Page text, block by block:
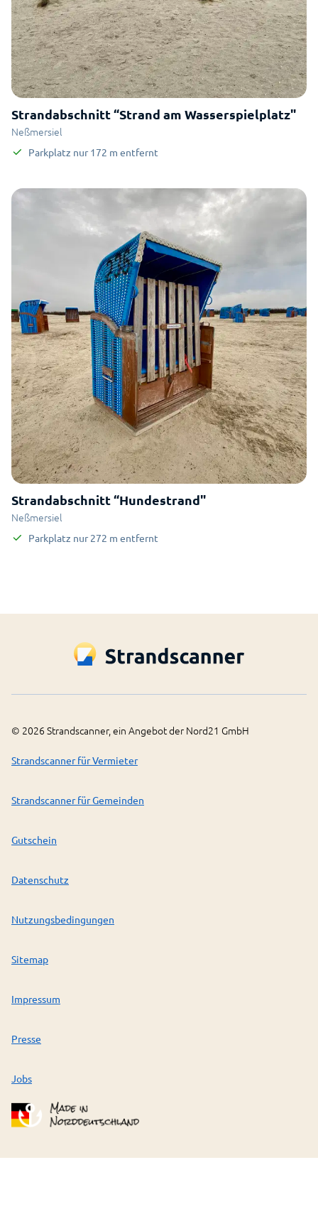
Strandabschnitt “Strand am Wasserspielplatz"
Neßmersiel
Parkplatz nur 172 m entfernt
Strandabschnitt “Hundestrand"
Neßmersiel
Parkplatz nur 272 m entfernt
© 2026 Strandscanner, ein Angebot der Nord21 GmbH
Strandscanner für Vermieter
Strandscanner für Gemeinden
Gutschein
Datenschutz
Nutzungsbedingungen
Sitemap
Impressum
Presse
Jobs